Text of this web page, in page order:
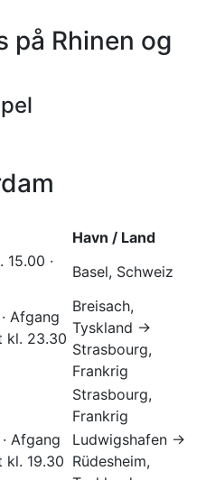
på Rhinen og
Havn / Land
·
Basel, Schweiz
Afgang
kl. 23.30
Breisach,
Tyskland →
Strasbourg,
Frankrig
Strasbourg,
Frankrig
Afgang
kl. 19.30
Ludwigshafen →
Rüdesheim,